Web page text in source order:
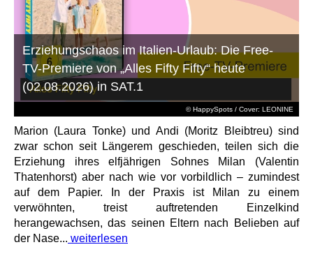
© HappySpots / Cover: LEONINE
Erziehungschaos im Italien-Urlaub: Die Free-
TV-Premiere von „Alles Fifty Fifty“ heute
(02.08.2026) in SAT.1
Marion (Laura Tonke) und Andi (Moritz Bleibtreu) sind
zwar schon seit Längerem geschieden, teilen sich die
Erziehung ihres elfjährigen Sohnes Milan (Valentin
Thatenhorst) aber nach wie vor vorbildlich – zumindest
auf dem Papier. In der Praxis ist Milan zu einem
verwöhnten, treist auftretenden Einzelkind
herangewachsen, das seinen Eltern nach Belieben auf
der Nase... weiterlesen